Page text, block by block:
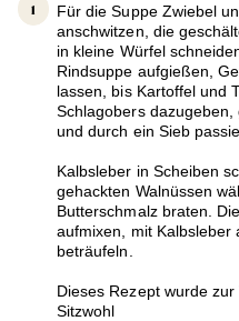
Für die Suppe Zwiebel
anschwitzen, die
in kleine Würfel
Rindsuppe aufgießen,
lassen, bis Kartoffel und
Schlagobers
und durch ein Sieb
Kalbsleber in Scheiben
gehackten Walnüssen
Butterschmalz braten.
aufmixen, mit Kalbsleber
beträufeln.
Dieses Rezept wurde
Sitzwohl